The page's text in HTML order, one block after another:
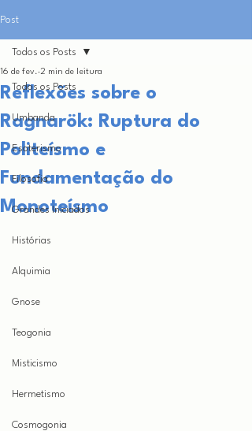
Post
Todos os Posts
Umbanda
Esoterismo
Filosofia
Grandes Iniciados
Histórias
Alquimia
Gnose
Teogonia
Misticismo
Hermetismo
Cosmogonia
Todos os Posts
Reflexões sobre o
Ragnarök: Ruptura do
Politeísmo e
Fundamentação do
Monoteísmo
16 de fev. 2 min de leitura